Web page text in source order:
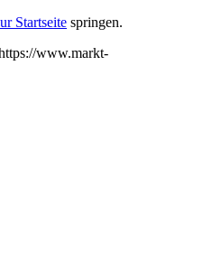
Startseite springen.
www.markt-